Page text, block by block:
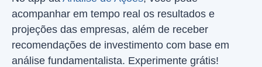
acompanhar em tempo real os resultados e
projeções das empresas, além de receber
recomendações de investimento com base em
análise fundamentalista. Experimente grátis!